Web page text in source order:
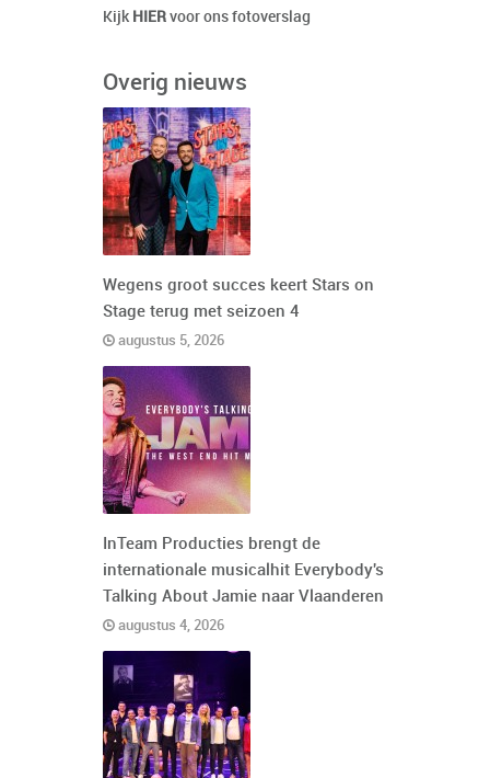
Kijk HIER voor ons fotoverslag
Overig nieuws
Wegens groot succes keert Stars on
Stage terug met seizoen 4
augustus 5, 2026
InTeam Producties brengt de
internationale musicalhit Everybody's
Talking About Jamie naar Vlaanderen
augustus 4, 2026